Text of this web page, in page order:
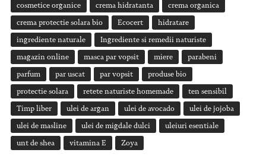
cosmetice organice crema hidratanta crema organica
crema protectie solara bio Ecocert hidratare
ingrediente naturale Ingrediente si remedii naturiste
magazin online masca par vopsit miere parabeni
parfum par uscat par vopsit produse bio
protectie solara retete naturiste homemade ten sensibil
Timp liber ulei de argan ulei de avocado ulei de jojoba
ulei de masline ulei de migdale dulci uleiuri esentiale
unt de shea vitamina E Zoya